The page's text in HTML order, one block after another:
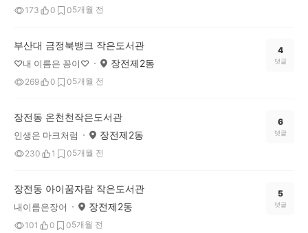
173 0 05개월 전
부산대 금정북뱅크 작은도서관
♡내 이름은 꽁이♡ 장전제2동
269 0 05개월 전
4
댓글
장전동 온천천작은도서관
인생은 마크처럼 장전제2동
230 1 05개월 전
6
댓글
장전동 아이꿈자람 작은도서관
내이름은장어 장전제2동
101 0 05개월 전
5
댓글